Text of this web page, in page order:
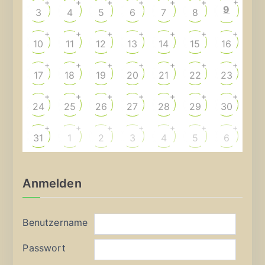
3
+
4
+
5
+
6
+
7
+
8
+
9
10
+
11
+
12
+
13
+
14
+
15
+
16
+
17
+
18
+
19
+
20
+
21
+
22
+
23
+
24
+
25
+
26
+
27
+
28
+
29
+
30
+
31
+
1
+
2
+
3
+
4
+
5
+
6
+
Anmelden
Benutzername
Passwort